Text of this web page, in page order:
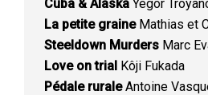
Cuba & Alaska Yegor
La petite graineMathias et
Steeldown Murders Marc
Love on trial Kôji Fukada
Pédale ruraleAntoine